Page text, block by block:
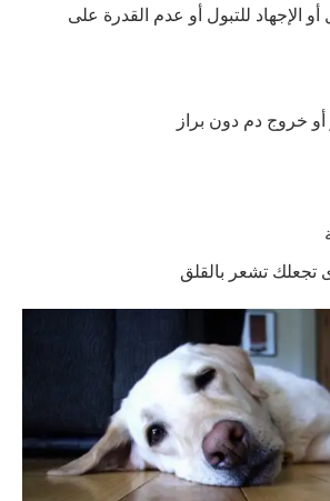
أو الإجهاد للتبول أو عدم القدرة على
خروج دم دون براز
تجعلك تشعر بالقلق